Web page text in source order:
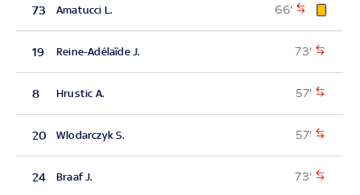
73 Amatucci L. 66'
19 Reine-Adélaïde J. 73'
8 Hrustic A. 57'
20 Wlodarczyk S. 57'
24 Braaf J. 73'